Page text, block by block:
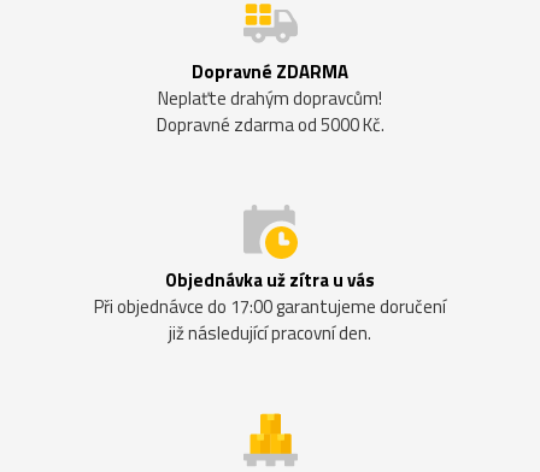
Dopravné ZDARMA
Neplaťte drahým dopravcům!
Dopravné zdarma od 5000 Kč.
Objednávka už zítra u vás
Při objednávce do 17:00 garantujeme doručení
již následující pracovní den.